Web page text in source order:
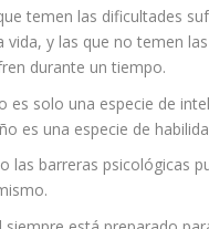
temen las dificultades
vida, y las que no temen las
durante un tiempo.
es solo una especie de
es una especie de
las barreras psicológicas